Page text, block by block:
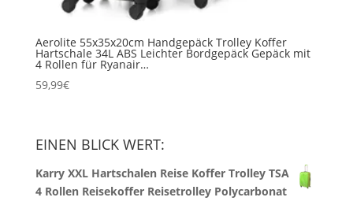
Aerolite 55x35x20cm Handgepäck Trolley Koffer
Hartschale 34L ABS Leichter Bordgepäck Gepäck mit
4 Rollen für Ryanair…
59,99€
EINEN BLICK WERT:
Karry XXL Hartschalen Reise Koffer Trolley TSA
4 Rollen Reisekoffer Reisetrolley Polycarbonat